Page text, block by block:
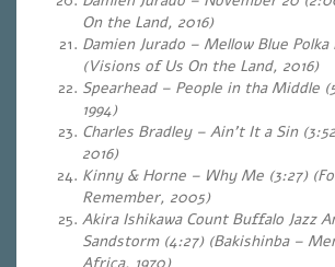
On the Land, 2016)
Damien Jurado – Mellow Blue Polka
(Visions of Us On the Land, 2016)
Spearhead – People in tha Middle
1994)
Charles Bradley – Ain’t It a Sin
2016)
Kinny & Horne – Why Me (3:27)
Remember, 2005)
Akira Ishikawa Count Buffalo Jazz
Sandstorm (4:27) (Bakishinba –